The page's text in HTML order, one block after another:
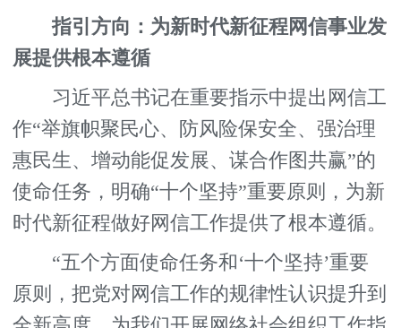
指引方向：为新时代新征程网信事业发
展提供根本遵循
习近平总书记在重要指示中提出网信工
作“举旗帜聚民心、防风险保安全、强治理
惠民生、增动能促发展、谋合作图共赢”的
使命任务，明确“十个坚持”重要原则，为新
时代新征程做好网信工作提供了根本遵循。
“五个方面使命任务和‘十个坚持’重要
原则，把党对网信工作的规律性认识提升到